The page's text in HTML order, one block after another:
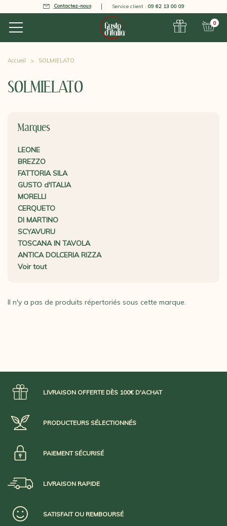
Contactez-nous Service client : 09 62 13 00 09
0
Accueil SOLMIELATO
SOLMIELATO
Marques
LEONE
BREZZO
FATTORIA SILA
GUSTO d'ITALIA
MORELLI
CERQUETO
DI MARTINO
SCYAVURU
TOSCANA IN TAVOLA
ANTICA DOLCERIA RIZZA
Voir tout
Il n'y a pas de produits répertoriés sous cette marque.
LIVRAISON OFFERTE DÈS 100€ D'ACHAT
PRODUCTEURS SÉLECTIONNÉS
PAIEMENT SÉCURISÉ
LIVRAISON RAPIDE
SATISFAIT OU REMBOURSÉ